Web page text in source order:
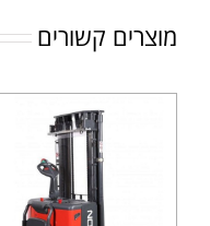
מוצרים קשורים